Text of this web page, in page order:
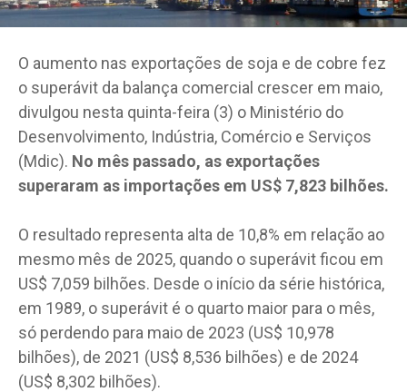
O aumento nas exportações de soja e de cobre fez
o superávit da balança comercial crescer em maio,
divulgou nesta quinta-feira (3) o Ministério do
Desenvolvimento, Indústria, Comércio e Serviços
(Mdic). No mês passado, as exportações
superaram as importações em US$ 7,823 bilhões.
O resultado representa alta de 10,8% em relação ao
mesmo mês de 2025, quando o superávit ficou em
US$ 7,059 bilhões. Desde o início da série histórica,
em 1989, o superávit é o quarto maior para o mês,
só perdendo para maio de 2023 (US$ 10,978
bilhões), de 2021 (US$ 8,536 bilhões) e de 2024
(US$ 8,302 bilhões).